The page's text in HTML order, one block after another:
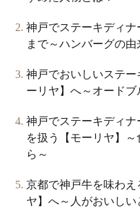
神戸でステーキディナ
まで～ハンバーグの
神戸でおいしいステ
ーリヤ】へ～オード
神戸でステーキディ
を扱う【モーリヤ】
ら～
京都で神戸牛を味わえ
ヤ】へ～人がおいし